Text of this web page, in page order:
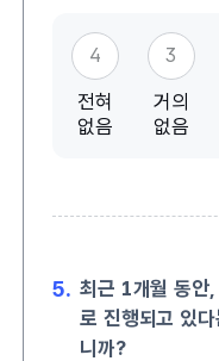
4
전혀
없음
3
거의
없음
5. 최근 1개월 동안
로 진행되고 있
니까?